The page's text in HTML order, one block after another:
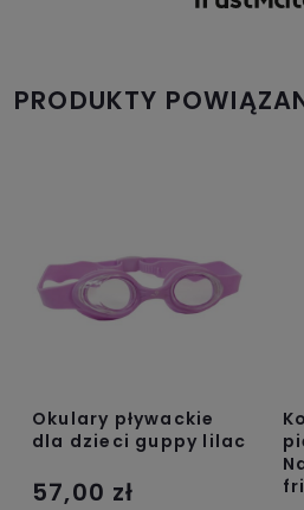
PRODUKTY
Okulary pływackie
dla dzieci guppy lilac
57,00 zł